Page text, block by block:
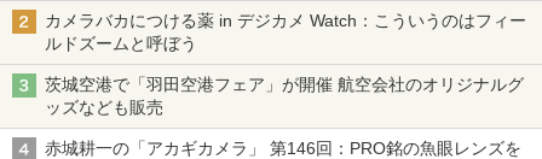
カメラバカにつける薬 in デジカメ Watch：こういうのはフィー
ルドズームと呼ぼう
茨城空港で「羽田空港フェア」が開催 航空会社のオリジナルグ
ッズなども販売
赤城耕一の「アカギカメラ」 第146回：PRO銘の魚眼レンズを